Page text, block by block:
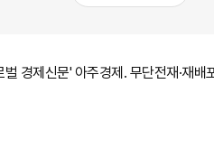
경제신문' 아주경제. 무단전재·재배